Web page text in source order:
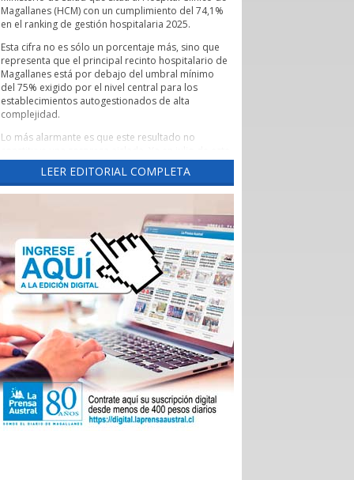
Magallanes (HCM) con un cumplimiento del 74,1%
en el ranking de gestión hospitalaria 2025.
Esta cifra no es sólo un porcentaje más, sino que
representa que el principal recinto hospitalario de
Magallanes está por debajo del umbral mínimo
del 75% exigido por el nivel central para los
establecimientos autogestionados de alta
complejidad.
Lo más alarmante es que este resultado no
año este diario había advertido una tendencia
preocupante, cuando un reporte de la Evaluación
de los Establecimientos Autogestionados en Red
región con un crítico 65,3% de cumplimiento al
corte de abril de 2026.
Un aspecto preocupante de aquel reporte fue la
brusca caída del indicador las Garantías Explícitas
de Salud (Ges), que otorga cobertura obligatoria a
través de Fonasa e Isapres para 90 problemas de
sanitarios, “asegurando” derechos claros de
atención médica.
Durante el año pasado, este indicador se mantuvo
en alrededor del 90%, pero cayó de 92,7% en
noviembre a 74% en diciembre, para desplomarse
a 34,3% en enero.
En aquella ocasión, las autoridades locales
atribuyeron el deterioro a problemas
LEER EDITORIAL COMPLETA